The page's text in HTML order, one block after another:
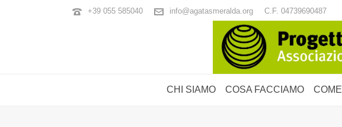
+39 055 585040 info@agatasmeralda.org C.F. 04739690487
CHI SIAMO COSA FACCIAMO